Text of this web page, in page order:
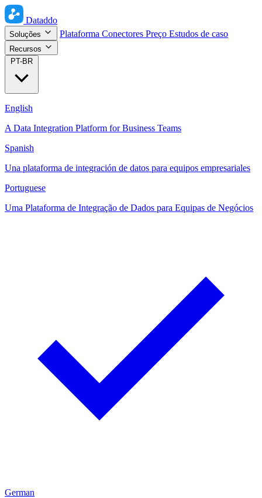
Dataddo
Soluções Plataforma Conectores Preço Estudos de caso
Recursos
PT-BR
English
A Data Integration Platform for Business Teams
Spanish
Una plataforma de integración de datos para equipos empresariales
Portuguese
Uma Plataforma de Integração de Dados para Equipas de Negócios
German